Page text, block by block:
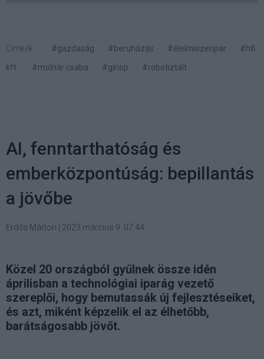
Címkék: #gazdaság #beruházás #élelmiszeripar
#hfi
kft.
#molnár csaba #ginop #robotiztált
AI, fenntarthatóság és
emberközpontúság: bepillantás
a jövőbe
Erdős Márton 2023 március 9. 07:44
Közel 20 országból gyűlnek össze idén
áprilisban a technológiai iparág vezető
szereplői, hogy bemutassák új fejlesztéseiket,
és azt, miként képzelik el az élhetőbb,
barátságosabb jövőt.